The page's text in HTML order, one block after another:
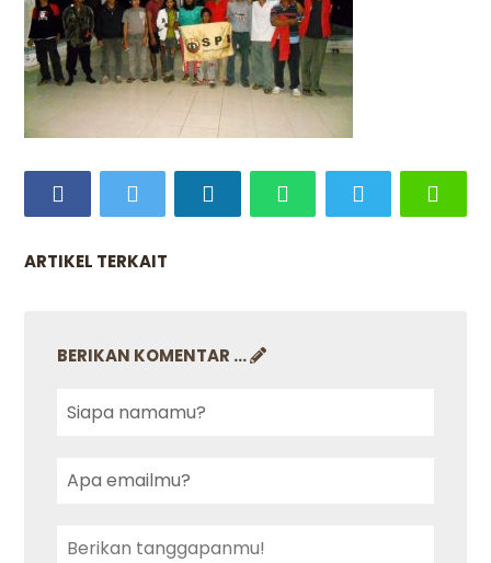
ARTIKEL TERKAIT
BERIKAN KOMENTAR ...